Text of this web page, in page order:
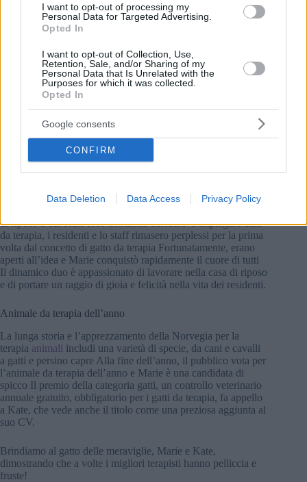
I want to opt-out of processing my
Personal Data for Targeted Advertising.
Opted In
I want to opt-out of Collection, Use,
Retention, Sale, and/or Sharing of my
Personal Data that Is Unrelated with the
Purposes for which it was collected.
Opted In
Google consents
CONFIRM
Data Deletion Data Access Privacy Policy
Fonte: Facebook/WonderMarie
Il lavoro di Marie
Alla fine, a Marie fu permesso di saltare l’esame finale,
per sei mesi, le registrazioni che mostravano l’impatto
di riposo a cui Kate fece domanda desiderava impiegare cani
da terapia, i residenti e lo staff rimasero perplessi per la prima
volta dal concetto di gatto da terapia Fortunatamente, erano
aperti all’idea e Marie conquistò rapidamente il cuore di tutti
Il dinamico duo è appassionato di lavorare nella casa di riposo
e di portare un raggio di gioia e felicità nella vita dei residenti.
Animale da terapia dell’anno
La lunga storia e l’apprezzamento della Norvegia per la
terapia animali includi una varietà di specie, da cani e cavalli
a gatti e persino capre Alla fine dell’anno, il pubblico vota per
l’animale da terapia dell’anno e Marie è una candidata di
spicco Il premio della categoria gatti, un controllo veterinario
annuale gratuito, obbligatorio per i gatti da terapia, fa appello
a Kate, che vede anche il titolo come una preziosa aggiunta al
suo CV.
Brindiamo al gatto delle meraviglie, Marie e Kate,
dimostrando che a volte i migliori terapisti hanno pelliccia e
fruste!